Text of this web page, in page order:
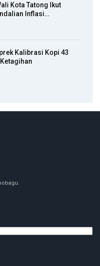
Kota Tatong Ikut
Inflasi…
Kalibrasi Kopi 43